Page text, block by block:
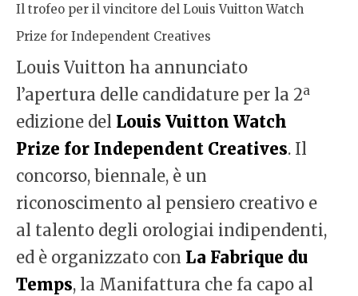
Il trofeo per il vincitore del Louis Vuitton Watch
Prize for Independent Creatives
Louis Vuitton ha annunciato
l’apertura delle candidature per la 2a
edizione del Louis Vuitton Watch
Prize for Independent Creatives. Il
concorso, biennale, è un
riconoscimento al pensiero creativo e
al talento degli orologiai indipendenti,
ed è organizzato con La Fabrique du
Temps, la Manifattura che fa capo al